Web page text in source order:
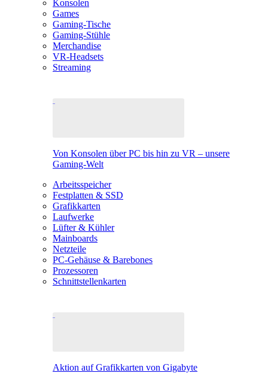
Konsolen
Games
Gaming-Tische
Gaming-Stühle
Merchandise
VR-Headsets
Streaming
Von Konsolen über PC bis hin zu VR – unsere
Gaming-Welt
Arbeitsspeicher
Festplatten & SSD
Grafikkarten
Laufwerke
Lüfter & Kühler
Mainboards
Netzteile
PC-Gehäuse & Barebones
Prozessoren
Schnittstellenkarten
Aktion auf Grafikkarten von Gigabyte